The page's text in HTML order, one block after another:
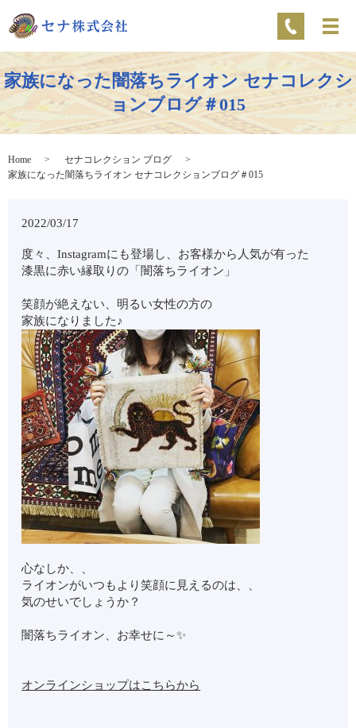
家族になった闇落ちライオン セナコレクシ
ョンブログ＃015
Home
セナコレクション ブログ
家族になった闇落ちライオン セナコレクションブログ＃015
2022/03/17
度々、Instagramにも登場し、お客様から人気が有った
漆黒に赤い縁取りの「闇落ちライオン」
笑顔が絶えない、明るい女性の方の
家族になりました♪
心なしか、、
ライオンがいつもより笑顔に見えるのは、、
気のせいでしょうか？
闇落ちライオン、お幸せに～✨
オンラインショップはこちらから